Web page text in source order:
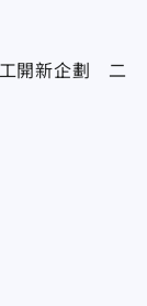
工開新企劃 二